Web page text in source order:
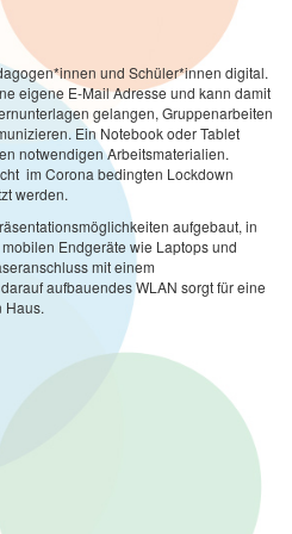
und Schüler*innen digital.
eigene E-Mail Adresse und kann damit
gelangen, Gruppenarbeiten
Ein Notebook oder Tablet
notwendigen Arbeitsmaterialien.
im Corona bedingten Lockdown
werden.
aufgebaut, in
Endgeräte wie Laptops und
mit einem
aufbauendes WLAN sorgt für eine
Haus.